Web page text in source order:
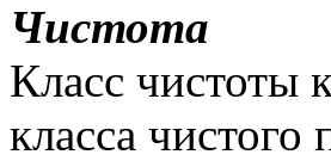
Чистота
Класс чистоты
класса